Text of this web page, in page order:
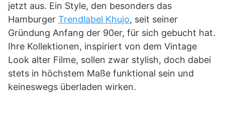
jetzt aus. Ein Style, den besonders das
Hamburger Trendlabel Khujo, seit seiner
Gründung Anfang der 90er, für sich gebucht hat.
Ihre Kollektionen, inspiriert von dem Vintage
Look alter Filme, sollen zwar stylish, doch dabei
stets in höchstem Maße funktional sein und
keineswegs überladen wirken.